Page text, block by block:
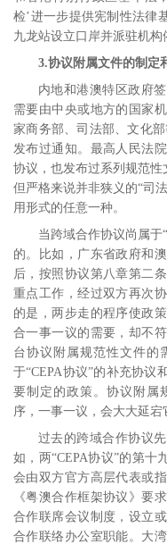
检’进一步提供宪制性法律
九龙站设立口岸并派驻机构
3.协议附属文件的制定
内地和港澳特区政府
需要由中央或地方的国家
家商务部、司法部、文化
发布过通知。最高人民法
协议，也发布过系列规范性
但严格来说并非狭义的“司
用形式的任意一种。
当跨域合作协议尚属于
的。比如，广东省政府和
后，按照协议第八章第二
重点工作，经过双方再次
的是，两步走的程序使政
合一事一议的需要，却不
台协议附属规范性文件的
于“CEPA协议”的补充协议
要制定的政策。协议附属
序，一事一议，会大大延宕
过去的跨域合作协议
如，两“CEPA协议”的第十
会由双方官方高层代表或
《粤澳合作框架协议》要
合作联席会议制度，设立
合作联络办公室职能。大